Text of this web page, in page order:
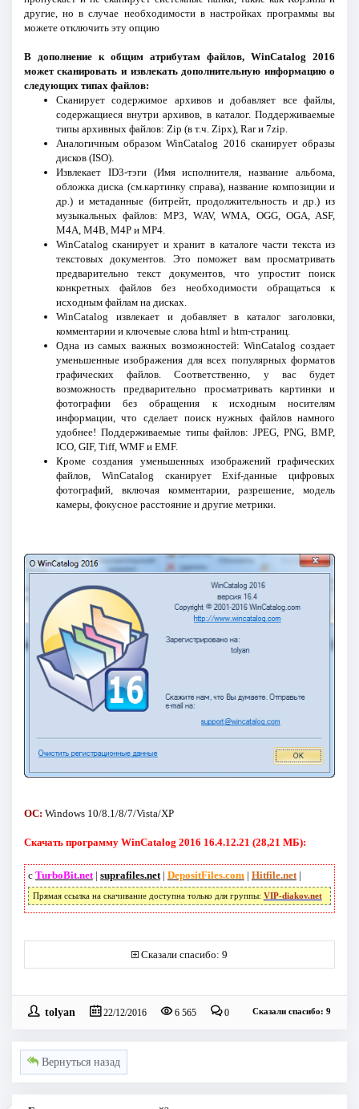
другие, но в случае необходимости в настройках программы вы
можете отключить эту опцию
В дополнение к общим атрибутам файлов, WinCatalog 2016
может сканировать и извлекать дополнительную информацию о
следующих типах файлов:
Сканирует содержимое архивов и добавляет все файлы,
содержащиеся внутри архивов, в каталог. Поддерживаемые
типы архивных файлов: Zip (в т.ч. Zipx), Rar и 7zip.
Аналогичным образом WinCatalog 2016 сканирует образы
дисков (ISO).
Извлекает ID3-тэги (Имя исполнителя, название альбома,
обложка диска (см.картинку справа), название композиции и
др.) и метаданные (битрейт, продолжительность и др.) из
музыкальных файлов: MP3, WAV, WMA, OGG, OGA, ASF,
M4A, M4B, M4P и MP4.
WinCatalog сканирует и хранит в каталоге части текста из
текстовых документов. Это поможет вам просматривать
предварительно текст документов, что упростит поиск
конкретных файлов без необходимости обращаться к
исходным файлам на дисках.
WinCatalog извлекает и добавляет в каталог заголовки,
комментарии и ключевые слова html и htm-страниц.
Одна из самых важных возможностей: WinCatalog создает
уменьшенные изображения для всех популярных форматов
графических файлов. Соответственно, у вас будет
возможность предварительно просматривать картинки и
фотографии без обращения к исходным носителям
информации, что сделает поиск нужных файлов намного
удобнее! Поддерживаемые типы файлов: JPEG, PNG, BMP,
ICO, GIF, Tiff, WMF и EMF.
Кроме создания уменьшенных изображений графических
файлов, WinCatalog сканирует Exif-данные цифровых
фотографий, включая комментарии, разрешение, модель
камеры, фокусное расстояние и другие метрики.
ОС: Windows 10/8.1/8/7/Vista/XP
Скачать программу WinCatalog 2016 16.4.12.21 (28,21 МБ):
с TurboBit.net| suprafiles.net| DepositFiles.com | Hitfile.net|
Прямая ссылка на скачивание доступна только для группы: VIP-diakov.net
Сказали спасибо: 9
tolyan 22/12/2016 6 565 0 Сказали спасибо: 9
Вернуться назад